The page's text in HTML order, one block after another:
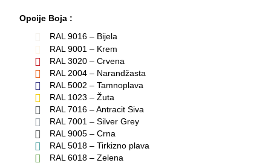
Opcije Boja :
RAL 9016 – Bijela
RAL 9001 – Krem
RAL 3020 – Crvena
RAL 2004 – Narandžasta
RAL 5002 – Tamnoplava
RAL 1023 – Žuta
RAL 7016 – Antracit Siva
RAL 7001 – Silver Grey
RAL 9005 – Crna
RAL 5018 – Tirkizno plava
RAL 6018 – Zelena